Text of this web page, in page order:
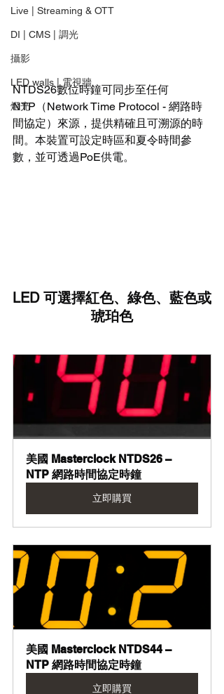
Live | Streaming & OTT
DI | CMS | 調光
攝影
LED walls | 電視牆
燈光
NTDS26數位時鐘可同步至任何
NTP（Network Time Protocol - 網路時
間協定）來源，提供精確且可溯源的時
間。本裝置可設定時區和夏令時間參
數，並可透過PoE供電。
LED 可選擇紅色、綠色、藍色或
琥珀色
美國 Masterclock NTDS26 –
NTP 網路時間協定時鐘
立即購買
美國 Masterclock NTDS44 –
NTP 網路時間協定時鐘
立即購買